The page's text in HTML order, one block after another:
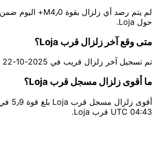
حول Loja.
متى وقع آخر زلزال قرب Loja؟
تم تسجيل آخر زلزال قريب في 2025-10-22 00:05 UTC.
ما أقوى زلزال مسجل قرب Loja؟
04:43 UTC قرب Loja.